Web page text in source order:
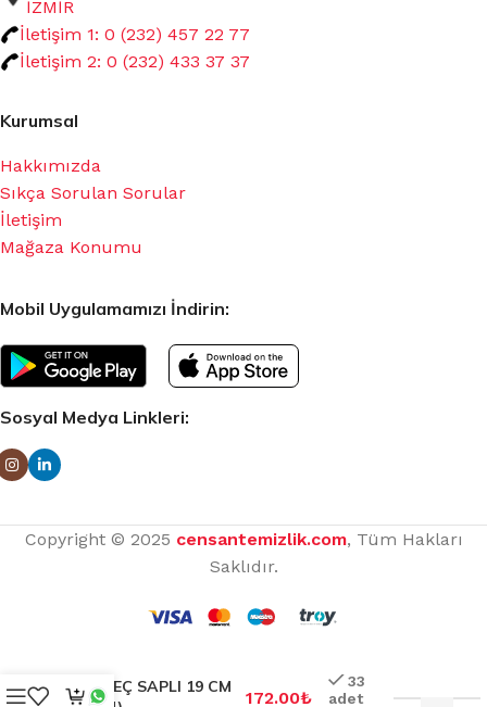
İZMİR
İletişim 1: 0 (232) 457 22 77
İletişim 2: 0 (232) 433 37 37
Kurumsal
Hakkımızda
Sıkça Sorulan Sorular
İletişim
Mağaza Konumu
Mobil Uygulamamızı İndirin:
Sosyal Medya Linkleri:
Copyright © 2025 censantemizlik.com, Tüm Hakları
Saklıdır.
SÜZGEÇ SAPLI 19 CM
172.00₺
33
adet